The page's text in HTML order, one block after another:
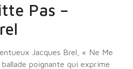
Pas –
Jacques Brel, « Ne Me
poignante qui exprime